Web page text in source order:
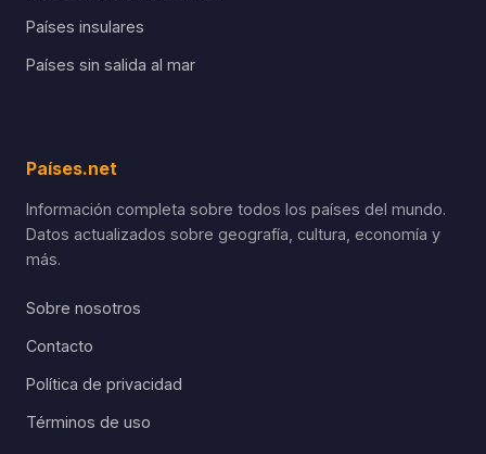
Países insulares
Países sin salida al mar
Países.net
Información completa sobre todos los países del mundo.
Datos actualizados sobre geografía, cultura, economía y
más.
Sobre nosotros
Contacto
Política de privacidad
Términos de uso